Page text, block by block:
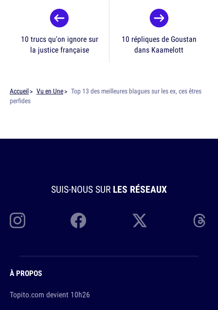
10 trucs qu'on ignore sur
la justice française
10 répliques de Goustan
dans Kaamelott
Accueil Vu en Une
Top 13 des meilleures blagues sur les ex, ces êtres
perfides
SUIS-NOUS SUR LES RÉSEAUX
À PROPOS
Topito.com devient 10h26